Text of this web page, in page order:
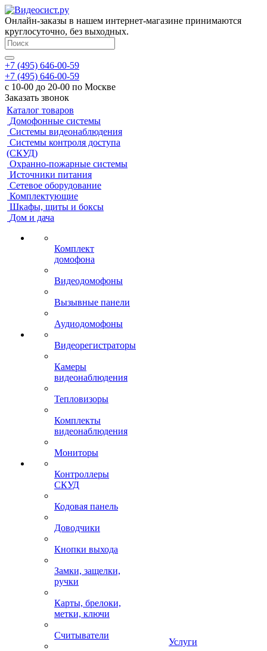
Онлайн-заказы в нашем интернет-магазине принимаются
круглосуточно, без выходных.
+7 (495) 646-00-59
+7 (495) 646-00-59
с 10-00 до 20-00 по Москве
Заказать звонок
Каталог товаров
Домофонные системы
Системы видеонаблюдения
Системы контроля доступа
(СКУД)
Охранно-пожарные системы
Источники питания
Сетевое оборудование
Комплектующие
Шкафы, щиты и боксы
Дом и дача
Комплект
домофона
Видеодомофоны
Вызывные панели
Аудиодомофоны
Видеорегистраторы
Камеры
видеонаблюдения
Тепловизоры
Комплекты
видеонаблюдения
Мониторы
Контроллеры
СКУД
Кодовая панель
Доводчики
Кнопки выхода
Замки, защелки,
ручки
Карты, брелоки,
метки, ключи
Считыватели
Услуги